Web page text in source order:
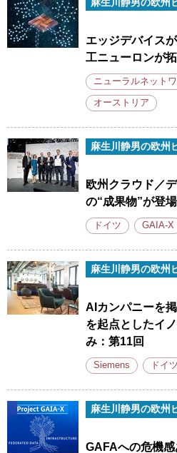
エッジデバイス
工ニューロンが
ニューラルネット
オーストリア
麻生川静男の欧州
欧州クラウド／
の“成果物”が登
ドイツ GAIA-X
麻生川静男の欧州
AIカンパニーを
を起点としたイ
み：第11回
Siemens ドイツ
麻生川静男の欧州
GAFAへの危機